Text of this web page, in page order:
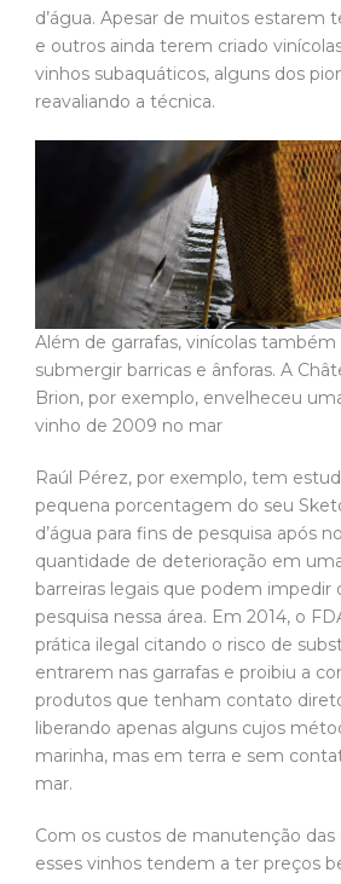
d’água. Apesar de muitos estarem
e outros ainda terem criado
vinhos subaquáticos, alguns dos
reavaliando a técnica.
Além de garrafas, vinícolas
submergir barricas e ânforas. A
Brion, por exemplo, envelheceu
vinho de 2009 no mar
Raúl Pérez, por exemplo, tem
pequena porcentagem do seu
d’água para fins de pesquisa após
quantidade de deterioração em
barreiras legais que podem impedir
pesquisa nessa área. Em 2014, o
prática ilegal citando o risco de
entrarem nas garrafas e proibiu a
produtos que tenham contato
liberando apenas alguns cujos
marinha, mas em terra e sem
mar.
Com os custos de manutenção das
esses vinhos tendem a ter preços